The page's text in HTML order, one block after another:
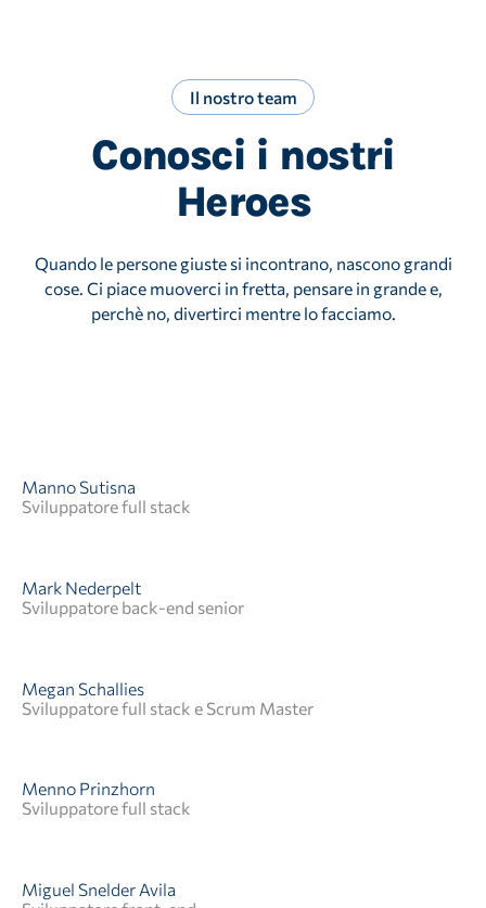
Il nostro team
Conosci i nostri
Heroes
Quando le persone giuste si incontrano, nascono grandi
cose. Ci piace muoverci in fretta, pensare in grande e,
perchè no, divertirci mentre lo facciamo.
prossima grande cosa. Sono qui per costruire ciò che
verrà.
Manno Sutisna
Sviluppatore full stack
Mark Nederpelt
Sviluppatore back-end senior
Quando si presentano delle sfide, io semplifico. Dai
Megan Schallies
Sviluppatore full stack e Scrum Master
Menno Prinzhorn
Sviluppatore full stack
Miguel Snelder Avila